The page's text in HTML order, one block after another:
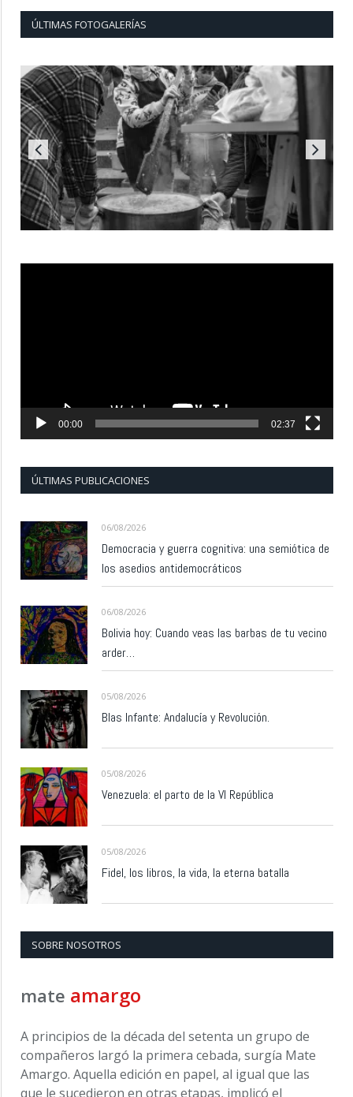
ÚLTIMAS FOTOGALERÍAS
00:00 02:37
ÚLTIMAS PUBLICACIONES
06/08/2026
Democracia y guerra cognitiva: una semiótica de
los asedios antidemocráticos
06/08/2026
Bolivia hoy: Cuando veas las barbas de tu vecino
arder…
05/08/2026
Blas Infante: Andalucía y Revolución.
05/08/2026
Venezuela: el parto de la VI República
05/08/2026
Fidel, los libros, la vida, la eterna batalla
SOBRE NOSOTROS
mate amargo
A principios de la década del setenta un grupo de
compañeros largó la primera cebada, surgía Mate
Amargo. Aquella edición en papel, al igual que las
que le sucedieron en otras etapas, implicó el